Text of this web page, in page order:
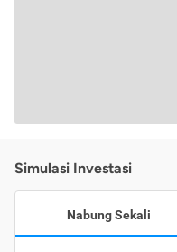
Simulasi Investasi
Nabung Sekali